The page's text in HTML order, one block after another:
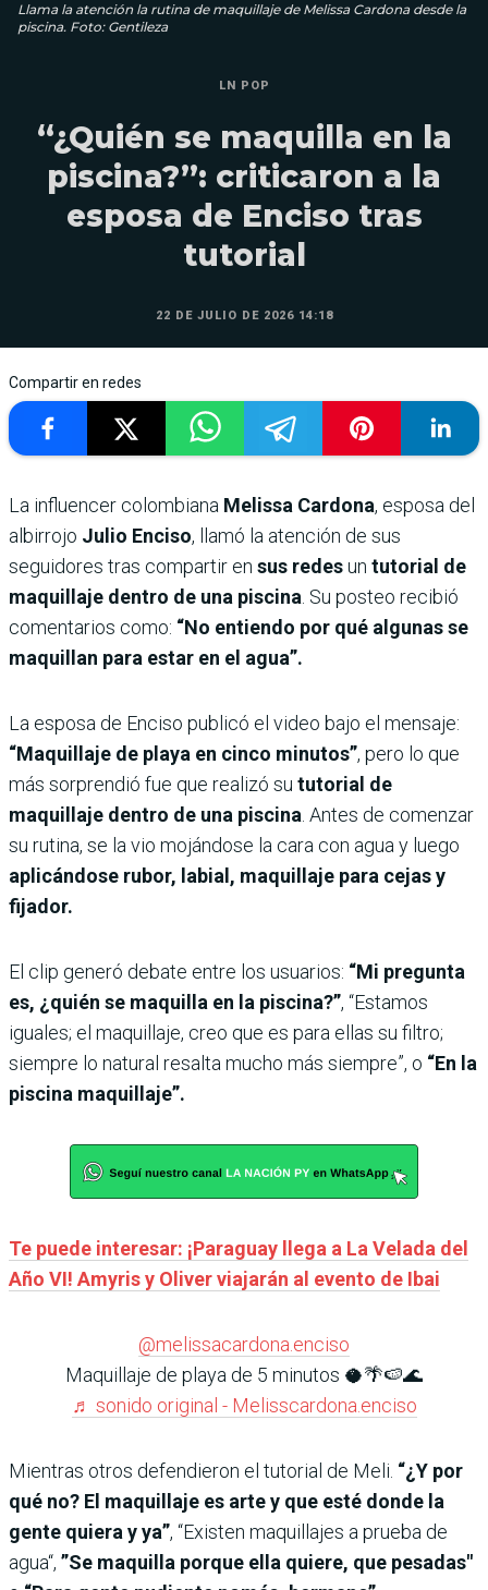
Llama la atención la rutina de maquillaje de Melissa Cardona desde la
piscina. Foto: Gentileza
LN POP
“¿Quién se maquilla en la
piscina?”: criticaron a la
esposa de Enciso tras
tutorial
22 DE JULIO DE 2026 14:18
Compartir en redes
La influencer colombiana Melissa Cardona, esposa del
albirrojo Julio Enciso, llamó la atención de sus
seguidores tras compartir en sus redesun tutorial de
maquillaje dentro de una piscina . Su posteo recibió
comentarios como: “No entiendo por qué algunas se
maquillan para estar en el agua”.
La esposa de Enciso publicó el video bajo el mensaje:
“Maquillaje de playa en cinco minutos”, pero lo que
más sorprendió fue que realizó su tutorial de
maquillaje dentro de una piscina . Antes de comenzar
su rutina, se la vio mojándose la cara con agua y luego
aplicándose rubor, labial, maquillaje para cejas y
fijador.
El clip generó debate entre los usuarios: “Mi pregunta
es, ¿quién se maquilla en la piscina?”, “Estamos
iguales; el maquillaje, creo que es para ellas su filtro;
siempre lo natural resalta mucho más siempre”, o “En la
piscina maquillaje”.
Te puede interesar: ¡Paraguay llega a La Velada del
Año VI! Amyris y Oliver viajarán al evento de Ibai
@melissacardona.enciso
Maquillaje de playa de 5 minutos 🥥🌴🍉🌊
♬ sonido original - Melisscardona.enciso
Mientras otros defendieron el tutorial de Meli. “¿Y por
qué no? El maquillaje es arte y que esté donde la
gente quiera y ya”, “Existen maquillajes a prueba de
agua“, ”Se maquilla porque ella quiere, que pesadas"